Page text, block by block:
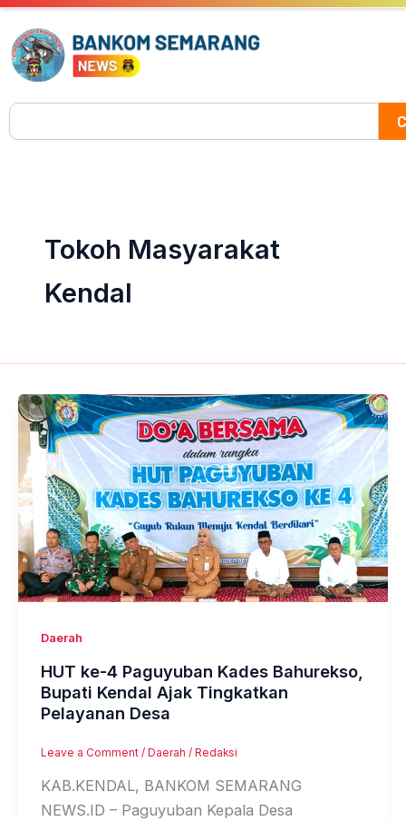
Skip
content
Search
Tokoh Masyarakat
Kendal
Daerah
HUT ke-4 Paguyuban Kades Bahurekso,
Bupati Kendal Ajak Tingkatkan
Pelayanan Desa
Leave a Comment / Daerah / Redaksi
KAB.KENDAL, BANKOM SEMARANG
NEWS.ID – Paguyuban Kepala Desa